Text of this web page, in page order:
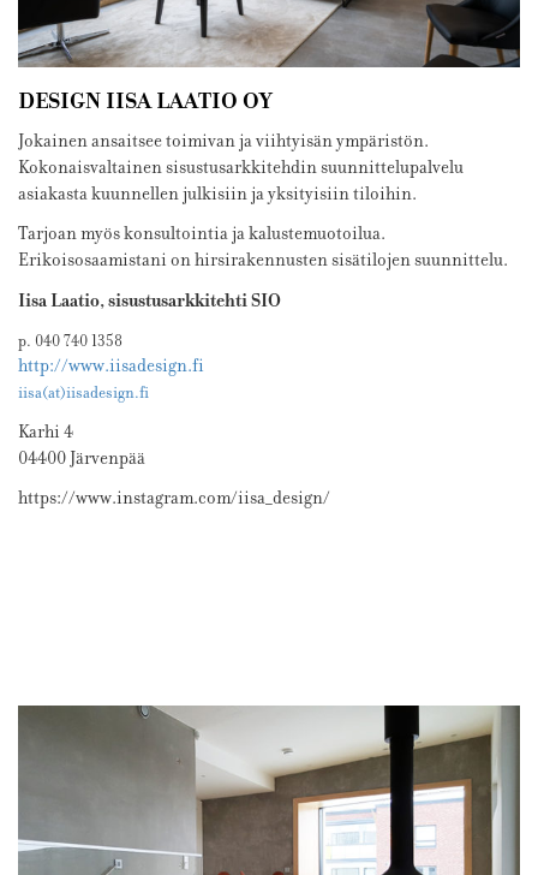
DESIGN IISA LAATIO OY
Jokainen ansaitsee toimivan ja viihtyisän ympäristön.
Kokonaisvaltainen sisustusarkkitehdin suunnittelupalvelu
asiakasta kuunnellen julkisiin ja yksityisiin tiloihin.
Tarjoan myös konsultointia ja kalustemuotoilua.
Erikoisosaamistani on hirsirakennusten sisätilojen suunnittelu.
Iisa Laatio, sisustusarkkitehti SIO
p. 040 740 1358
http://www.iisadesign.fi
iisa(at)iisadesign.fi
Karhi 4
04400 Järvenpää
https://www.instagram.com/iisa_design/